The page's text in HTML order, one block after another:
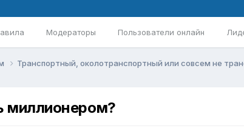
Модераторы Пользователи онлайн
Транспортный, околотранспортный или совсем не
миллионером?